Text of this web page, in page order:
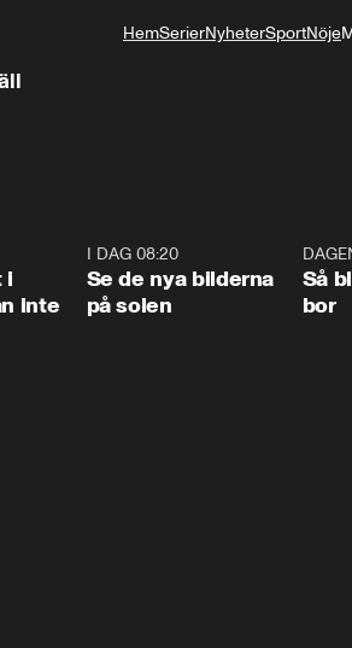
HemSerierNyheterSportNöje
i
inte
I DAG 08:20
Se de nya bilderna
på solen
Så
bor